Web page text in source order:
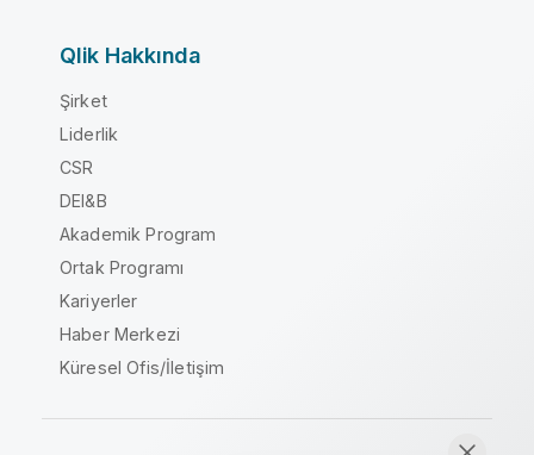
Qlik Hakkında
Şirket
Liderlik
CSR
DEI&B
Akademik Program
Ortak Programı
Kariyerler
Haber Merkezi
Küresel Ofis/İletişim